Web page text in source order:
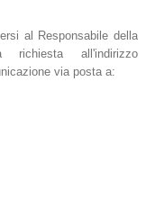
al Responsabile della
all'indirizzo
via posta a: